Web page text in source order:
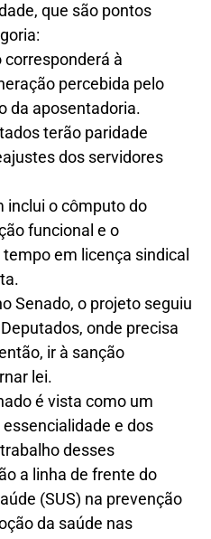
que são pontos
corresponderá à
percebida pelo
da aposentadoria.
terão paridade
dos servidores
inclui o cômputo do
funcional e o
em licença sindical
Senado, o projeto seguiu
onde precisa
ir à sanção
lei.
é vista como um
e dos
desses
a linha de frente do
(SUS) na prevenção
da saúde nas